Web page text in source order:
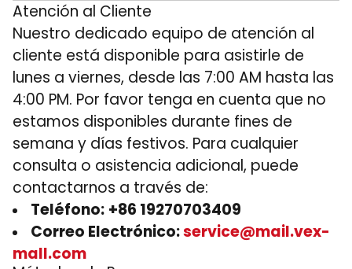
Atención al Cliente
Nuestro dedicado equipo de atención al
cliente está disponible para asistirle de
lunes a viernes, desde las 7:00 AM hasta las
4:00 PM. Por favor tenga en cuenta que no
estamos disponibles durante fines de
semana y días festivos. Para cualquier
consulta o asistencia adicional, puede
contactarnos a través de:
Teléfono: +86 19270703409
Correo Electrónico:service@mail.vex-
mall.com